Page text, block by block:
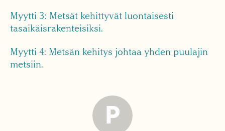
Myytti 3: Metsät kehittyvät luontaisesti
tasaikäisrakenteisiksi.
Myytti 4: Metsän kehitys johtaa yhden puulajin
metsiin.
P